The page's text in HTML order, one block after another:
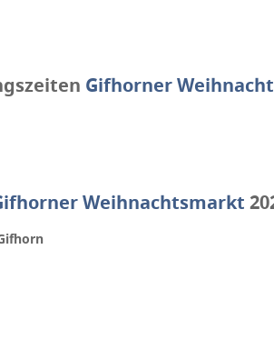
Gifhorner
Weihnachtsmarkt